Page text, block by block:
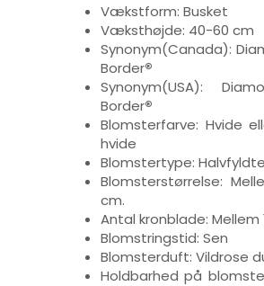
Vækstform: Busket
Væksthøjde: 40-60 cm
Synonym(Canada):
Border®
Synonym(USA):
Border®
Blomsterfarve: Hvide
hvide
Blomstertype: Halvfyldte
Blomsterstørrelse:
cm.
Antal kronblade: Mellem
Blomstringstid: Sen
Blomsterduft: Vildrose
Holdbarhed på